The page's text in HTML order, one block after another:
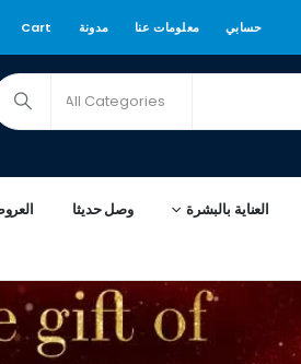
حسابي معلومات عنا مدونة Cart
العناية بالبشرة وصل حديثا